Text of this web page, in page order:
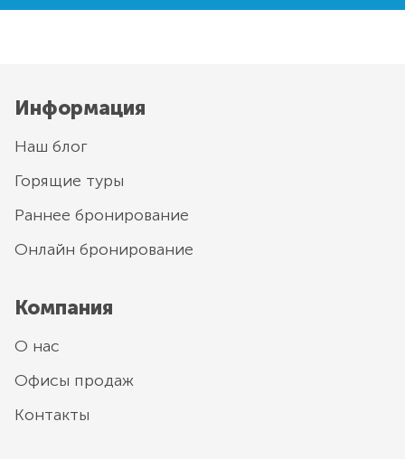
Информация
Наш блог
Горящие туры
Раннее бронирование
Онлайн бронирование
Компания
О нас
Офисы продаж
Контакты